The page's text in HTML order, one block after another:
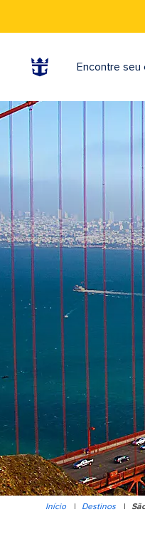
Encontre seu
Início | Destinos |